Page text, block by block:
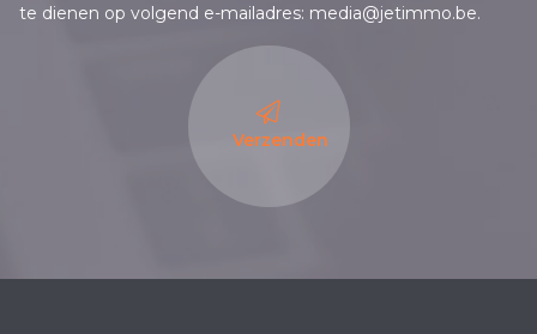
te dienen op volgend e-mailadres: media@jetimmo.be.
Verzenden